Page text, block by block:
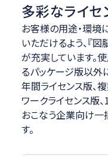
多彩なライセ
お客様の用途・環境
いただけるよう、『
が充実しています。
るパッケージ版以外
年間ライセンス版、
ワークライセンス版
おこなう企業向け一
す。